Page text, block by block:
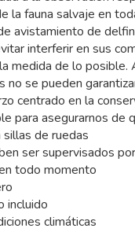
la fauna salvaje en
avistamiento de
interferir en sus
medida de lo posible.
no se pueden
centrado en la
para asegurarnos de
de ruedas
ser supervisados
todo momento
incluido
climáticas